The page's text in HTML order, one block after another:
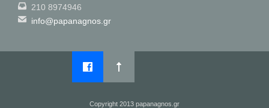
210 8974946
info@papanagnos.gr
Copyright 2013 papanagnos.gr